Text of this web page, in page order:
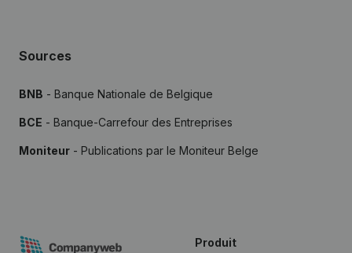
Sources
BNB - Banque Nationale de Belgique
BCE - Banque-Carrefour des Entreprises
Moniteur - Publications par le Moniteur Belge
Produit